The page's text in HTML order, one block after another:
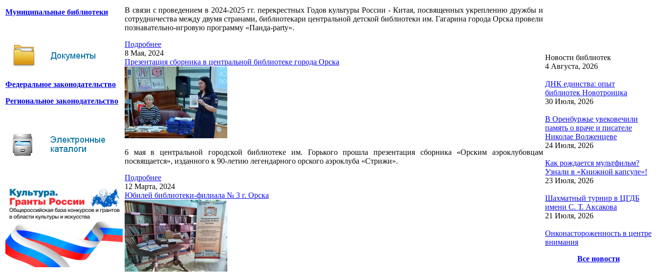
Муниципальные библиотеки
Федеральное законодательство
Региональное законодательство
В связи с проведением в 2024-2025 гг. перекрестных Годов культуры России - Китая, посвященных укреплению дружбы и
сотрудничества между двумя странами, библиотекари центральной детской библиотеки им. Гагарина города Орска провели
познавательно-игровую программу «Панда-рarty».
Подробнее
8 Мая, 2024
Презентация сборника в центральной библиотеке города Орска
6 мая в центральной городской библиотеке им. Горького прошла презентация сборника «Орским аэроклубовцам
посвящается», изданного к 90-летию легендарного орского аэроклуба «Стрижи».
Подробнее
12 Марта, 2024
Юбилей библиотеки-филиала № 3 г. Орска
Новости библиотек
4 Августа, 2026
ДНК единства: опыт
библиотек Новотроицка
30 Июля, 2026
В Оренбуржье увековечили
память о враче и писателе
Николае Волженцеве
24 Июля, 2026
Как рождается мультфильм?
Узнали в «Книжной капсуле»!
23 Июля, 2026
Шахматный турнир в ЦГДБ
имени С. Т. Аксакова
21 Июля, 2026
Онконастороженность в центре
внимания
Все новости